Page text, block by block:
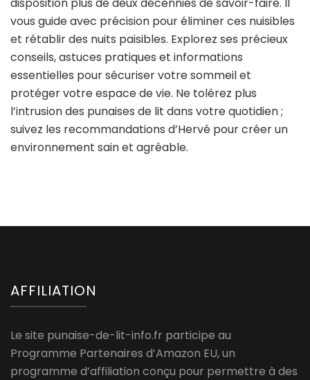
vous guide avec précision pour éliminer ces nuisibles
et rétablir des nuits paisibles. Explorez ses précieux
conseils, astuces pratiques et informations
essentielles pour sécuriser votre sommeil et
protéger votre espace de vie. Ne tolérez plus
l’intrusion des punaises de lit dans votre quotidien ;
suivez les recommandations d’Hervé pour créer un
environnement sain et agréable.
AFFILIATION
Le site punaise-de-lit-info.fr participe au
Programme Partenaires d’Amazon EU, un
programme d’affiliation conçu pour permettre à des